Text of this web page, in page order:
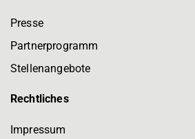
Presse
Partnerprogramm
Stellenangebote
Rechtliches
Impressum